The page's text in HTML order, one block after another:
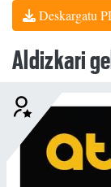
Deskargatu
Aldizkari